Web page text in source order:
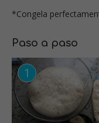
*Congela
Paso a paso